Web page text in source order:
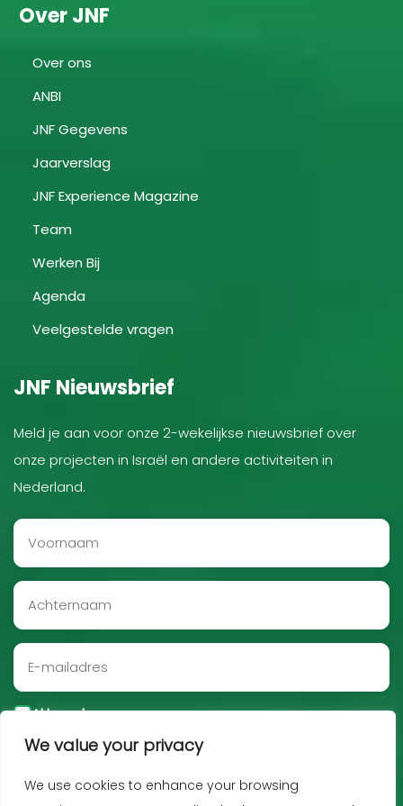
We value your privacy
We use cookies to enhance your browsing
Over JNF
Over ons
ANBI
JNF Gegevens
Jaarverslag
JNF Experience Magazine
Team
Werken Bij
Agenda
Veelgestelde vragen
JNF Nieuwsbrief
Meld je aan voor onze 2-wekelijkse nieuwsbrief over
onze projecten in Israël en andere activiteiten in
Nederland.
Akkoord